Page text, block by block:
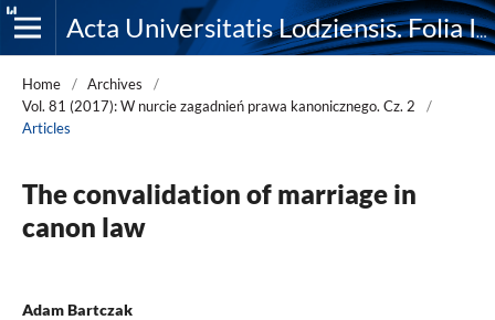
Acta Universitatis Lodziensis. Folia Iuridica
Home / Archives
/
Vol. 81 (2017): W nurcie zagadnień prawa kanonicznego. Cz. 2
/
Articles
The convalidation of marriage in
canon law
Adam Bartczak